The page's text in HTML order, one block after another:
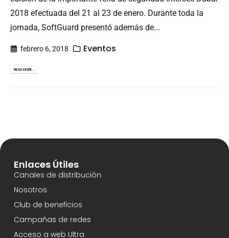
2018 efectuada del 21 al 23 de enero. Durante toda la
jornada, SoftGuard presentó además de...
febrero 6, 2018 Eventos
READ MORE...
Enlaces Útiles
Canales de distribución
Nosotros
Club de beneficios
Campañas de redes
Acceso a web Ultra